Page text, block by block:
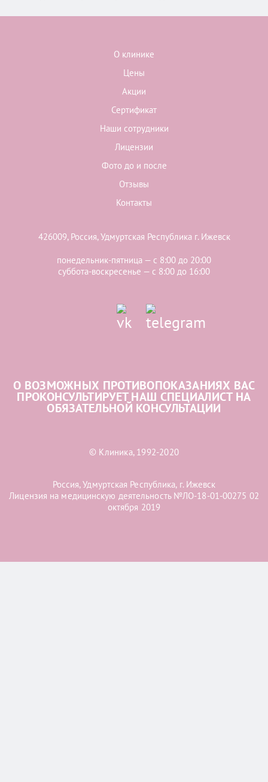
О клинике
Цены
Акции
Сертификат
Наши сотрудники
Лицензии
Фото до и после
Отзывы
Контакты
426009, Россия, Удмуртская Республика г. Ижевск
понедельник-пятница — с 8:00 до 20:00
суббота-воскресенье — с 8:00 до 16:00
О ВОЗМОЖНЫХ ПРОТИВОПОКАЗАНИЯХ ВАС
ПРОКОНСУЛЬТИРУЕТ НАШ СПЕЦИАЛИСТ НА
ОБЯЗАТЕЛЬНОЙ КОНСУЛЬТАЦИИ
© Клиника, 1992-2020
Россия, Удмуртская Республика, г. Ижевск
Лицензия на медицинскую деятельность №ЛО-18-01-00275 02
октября 2019